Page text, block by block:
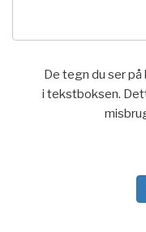
De tegn du ser
i tekstboksen.